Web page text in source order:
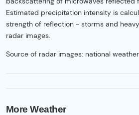
Estimated precipitation intensity is
strength of reflection - storms and
radar images.
Source of radar images: national
More Weather